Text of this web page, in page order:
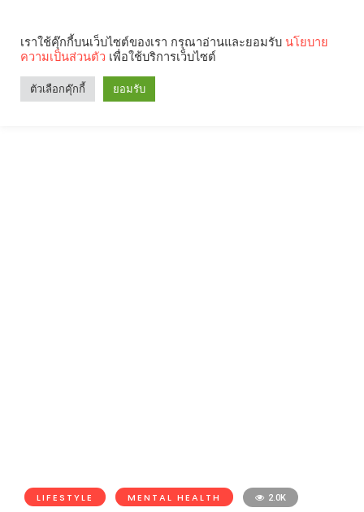
LIFESTYLE MENTAL HEALTH 2.0K
เราใช้คุ๊กกี้บนเว็บไซต์ของเรา กรุณาอ่านและยอมรับ นโยบาย
ความเป็นส่วนตัว เพื่อใช้บริการเว็บไซต์
ตัวเลือกคุ๊กกี้ ยอมรับ